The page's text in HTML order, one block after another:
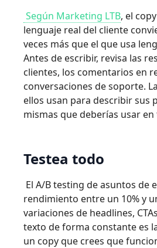
Según Marketing LTB, el
lenguaje real del cliente
veces más que el que usa
Antes de escribir, revisa las
clientes, los comentarios en
conversaciones de soporte.
ellos usan para describir sus
mismas que deberías usar en
Testea todo
El A/B testing de asuntos de
rendimiento entre un 10% y
variaciones de headlines,
texto de forma constante es
un copy que crees que